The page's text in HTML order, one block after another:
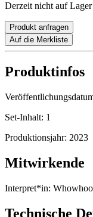
Derzeit nicht auf Lager
Produkt anfragen
Auf die Merkliste
Produktinfos
Set-Inhalt: 1
Produktionsjahr: 2023
Mitwirkende
Interpret*in:
Technische